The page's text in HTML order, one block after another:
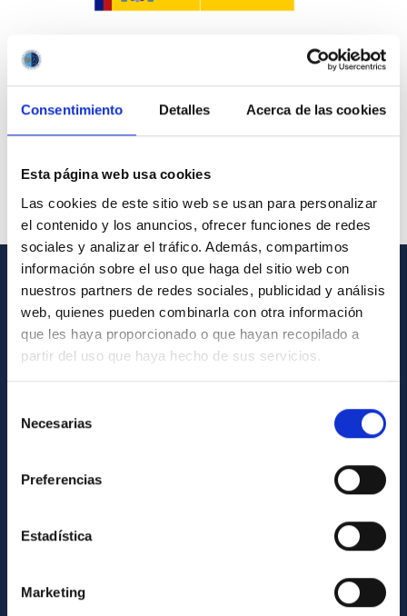
Consentimiento Detalles Acerca de las cookies
Esta página web usa cookies
Las cookies de este sitio web se usan para personalizar
el contenido y los anuncios, ofrecer funciones de redes
sociales y analizar el tráfico. Además, compartimos
información sobre el uso que haga del sitio web con
nuestros partners de redes sociales, publicidad y análisis
web, quienes pueden combinarla con otra información
que les haya proporcionado o que hayan recopilado a
partir del uso que haya hecho de sus servicios.
Necesarias
Preferencias
Estadística
Marketing
GENERAL INFORMATION
Contact
How to get to the IAC
Library
Legislation
Code of ethics and anti-fraud policy